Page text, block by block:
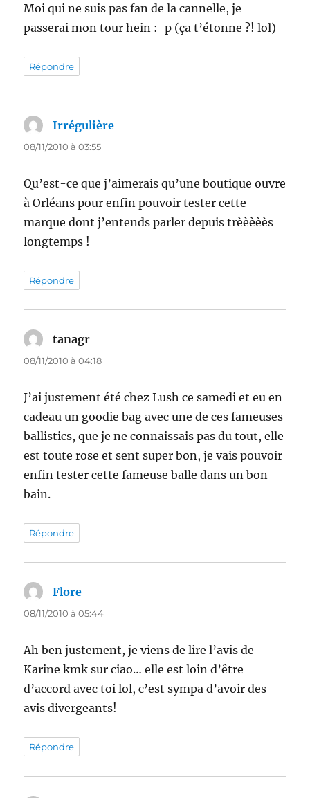
Moi qui ne suis pas fan de la cannelle, je
passerai mon tour hein :-p (ça t’étonne ?! lol)
Répondre
Irrégulière
08/11/2010 à 03:55
Qu’est-ce que j’aimerais qu’une boutique ouvre
à Orléans pour enfin pouvoir tester cette
marque dont j’entends parler depuis trèèèèès
longtemps !
Répondre
tanagr
08/11/2010 à 04:18
J’ai justement été chez Lush ce samedi et eu en
cadeau un goodie bag avec une de ces fameuses
ballistics, que je ne connaissais pas du tout, elle
est toute rose et sent super bon, je vais pouvoir
enfin tester cette fameuse balle dans un bon
bain.
Répondre
Flore
08/11/2010 à 05:44
Ah ben justement, je viens de lire l’avis de
Karine kmk sur ciao… elle est loin d’être
d’accord avec toi lol, c’est sympa d’avoir des
avis divergeants!
Répondre